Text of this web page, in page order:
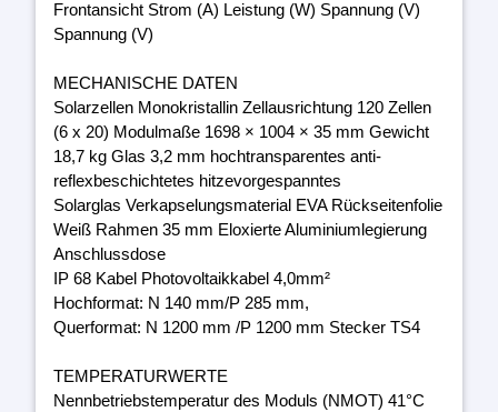
Frontansicht Strom (A) Leistung (W) Spannung (V)
Spannung (V)
MECHANISCHE DATEN
Solarzellen Monokristallin Zellausrichtung 120 Zellen
(6 x 20) Modulmaße 1698 × 1004 × 35 mm Gewicht
18,7 kg Glas 3,2 mm hochtransparentes anti-
reflexbeschichtetes hitzevorgespanntes
Solarglas Verkapselungsmaterial EVA Rückseitenfolie
Weiß Rahmen 35 mm Eloxierte Aluminiumlegierung
Anschlussdose
IP 68 Kabel Photovoltaikkabel 4,0mm²
Hochformat: N 140 mm/P 285 mm,
Querformat: N 1200 mm /P 1200 mm Stecker TS4
TEMPERATURWERTE
Nennbetriebstemperatur des Moduls (NMOT) 41°C